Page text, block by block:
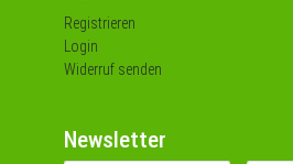
Registrieren
Login
Widerruf senden
Newsletter